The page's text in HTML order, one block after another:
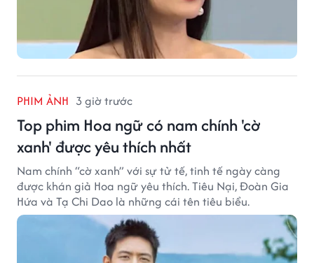
PHIM ẢNH 3 giờ trước
Top phim Hoa ngữ có nam chính 'cờ
xanh' được yêu thích nhất
Nam chính “cờ xanh” với sự tử tế, tinh tế ngày càng
được khán giả Hoa ngữ yêu thích. Tiêu Nại, Đoàn Gia
Hứa và Tạ Chi Dao là những cái tên tiêu biểu.